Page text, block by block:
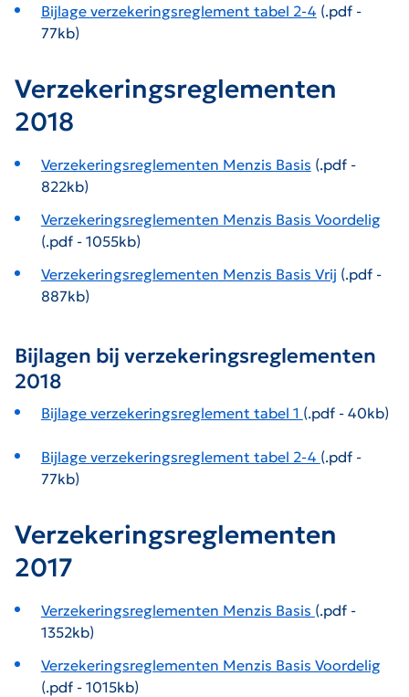
Bijlage verzekeringsreglement tabel 2-4 (.pdf -
77kb)
Verzekeringsreglementen
2018
Verzekeringsreglementen Menzis Basis (.pdf -
822kb)
Verzekeringsreglementen Menzis Basis Voordelig
(.pdf - 1055kb)
Verzekeringsreglementen Menzis Basis Vrij (.pdf -
887kb)
Bijlagen bij verzekeringsreglementen
2018
Bijlage verzekeringsreglement tabel 1 (.pdf - 40kb)
Bijlage verzekeringsreglement tabel 2-4 (.pdf -
77kb)
Verzekeringsreglementen
2017
Verzekeringsreglementen Menzis Basis (.pdf -
1352kb)
Verzekeringsreglementen Menzis Basis Voordelig
(.pdf - 1015kb)